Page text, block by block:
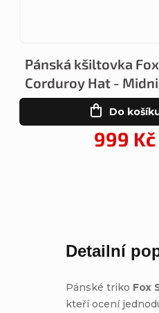
Pánská kšiltovka
Corduroy Hat -
999 Kč
Do
Detailní
Pánské triko Fox
kteří ocení